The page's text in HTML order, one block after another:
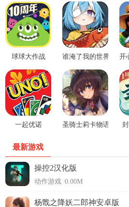
球球大作战 谁淹了我的世界游戏开
一起优诺 圣骑士莉卡物语安卓
最新游戏
操控2汉化版
动作游戏 0.00M
杨戬之降妖二郎神安卓版